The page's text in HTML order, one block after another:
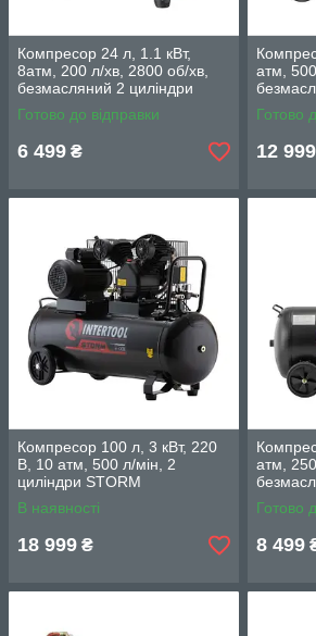
Компресор 24 л, 1.1 кВт,
8атм, 200 л/хв, 2800 об/хв,
безмасляний 2 циліндри
INTERTOOL PT-0029
Готово до відправки
6 499 ₴
aтм,
Готово
12 999
Компресор 100 л, 3 кВт, 220
В, 10 атм, 500 л/мін, 2
циліндри STORM
INTERTOOL PT-0014
В наявності
18 999 ₴
aтм,
Готово
8 499